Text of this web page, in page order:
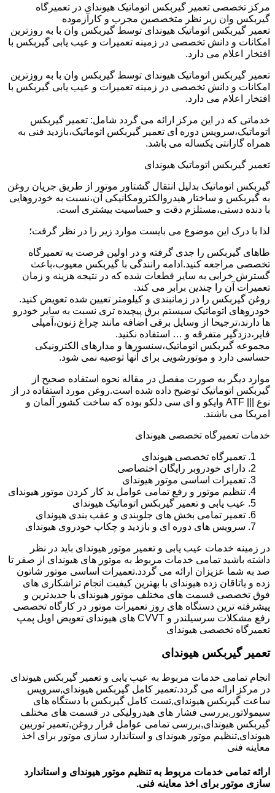
مرکز تخصصی تعمیر گیربکس اتوماتیک هیوندای در تعمیرگاه
گیربکس وان زیر نظر متخصصین مجرب و کارآزموده
تعمیر گیربکس اتوماتیک هیوندای توسط گیربکس وان با به روزترین
امکانات و دانش تخصصی در زمینه تعمیرات و عیب یابی گیربکس با
افتخار اعلام می دارد.
تعمیر گیربکس اتوماتیک هیوندای توسط گیربکس وان با به روزترین
امکانات و دانش تخصصی در زمینه تعمیرات و عیب یابی گیربکس با
افتخار اعلام می دارد.
خدماتی که در این مرکز ارائه می گردد شامل: تعمیر گیربکس
اتوماتیک،سرویس دوره ای تعمیر گیربکس اتوماتیک،بازدید فنی به
همراه گارانتی یکساله می باشد.
تعمیر گیربکس اتوماتیک هیوندای
گیربکس اتوماتیک بدلیل انتقال گشتاور موتور از طریق جریان روغن
به گیربکس و ساختار هیدروالکترومکانیکی آن،نسبت به خودروهایی
با دنده دستی،مستلزم دقت و حساسیت بیشتری است.
لذا با درک این موضوع می بایست موارد زیر را در نظر گرفت؛
طاهای گیربکس را جدی گرفته و در اولین فرصت به تعمیرگاه
تخصصی مراجعه کنید.ادامه رانندگی با گیربکس معیوب،باعث
گسترش خرابی به سایر قطعات شده که در نتیجه هزینه و زمان
تعمیرات آن را چندین برابر می کند.
روغن گیربکس را در زمانبندی و کیلومتر تعیین شده تعویض کنید.
خودروهای اتوماتیک سیستم برق پیچیده تری نسبت به سایر خودرو
ها دارند،ترجیحا از وسایل برقی اضافه مانند چراغ زنون،آمپلی
فایر،دزدگیر متفرقه و … استفاده نکنید.
مجموعه گیربکس اتوماتیک،سنسورها و مدارهای الکترونیکی
حساسی دارد و موتورشویی برای آنها توصیه نمی شود.
موارد دیگر به صورت مفصل در مقاله نحوه استفاده صحیح از
گیربکس اتوماتیک توضیح داده شده است.روغن مورد استفاده در از
نوع ||| ATF وایکو و ای سی دلکو بوده که ساخت کشور آلمان و
امریکا می باشند.
خدمات تعمیرگاه تخصصی هیوندای
تعمیرگاه تخصصی هیوندای
دارای خودروبر رایگان اختصاصی
تعمیرات اساسی موتور هیوندای
تنظیم موتور و رفع تمامی عوامل بد کار کردن موتور هیوندای
عیب یابی و تعمیر گیربکس اتوماتیک هیوندای
تعمیر تمامی بخش های جلوبندی و عقب بندی هیوندای
سرویس های دوره ای و بازدید و چکاپ خودروی هیوندای
در زمینه خدمات عیب یابی و تعمیر موتور هیوندای باید در نظر
داشته باشید تمامی خدمات مربوط به موتور های هیوندای از صفر تا
صد به شما عزیزان ارائه می گردد.تعمیرات اساسی موتور شاتون
زده و یاتاقان زده هیوندای با بهترین کیفیت انجام تراشکاری های
فوق تخصصی قسمت های مختلف موتور هیوندای با جدیدترین و
پیشرفته ترین دستگاه های روز تعمیرات موتور در کارگاه تخصصی
رفع مشکلات سرسیلندر و CVVT های هیوندای تعویض اویل پمپ
تعمیرگاه تخصصی هیوندای
تعمیر گیربکس هیوندای
انجام تمامی خدمات مربوط به عیب یابی و تعمیر گیربکس هیوندای
در مرکز ارائه می گردد.تعمیر کامل گیربکس هیوندای,سرویس
ساعت گیربکس هیوندای,تست کامل گیربکس با دستگاه های
سیمولاتور,بررسی فشار های هیدرولیکی در قسمت های مختلف
گیربکس هیوندای,بررسی تمامی عوامل فرار روغن,تعمیر توربین
هیوندای,تنظیم موتور هیوندای و استاندارد سازی موتور برای اخذ
معاینه فنی
ارائه تمامی خدمات مربوط به تنظیم موتور هیوندای و استاندارد
سازی موتور برای اخذ معاینه فنی.